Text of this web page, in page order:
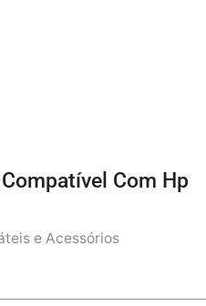
Com Hp
e Acessórios